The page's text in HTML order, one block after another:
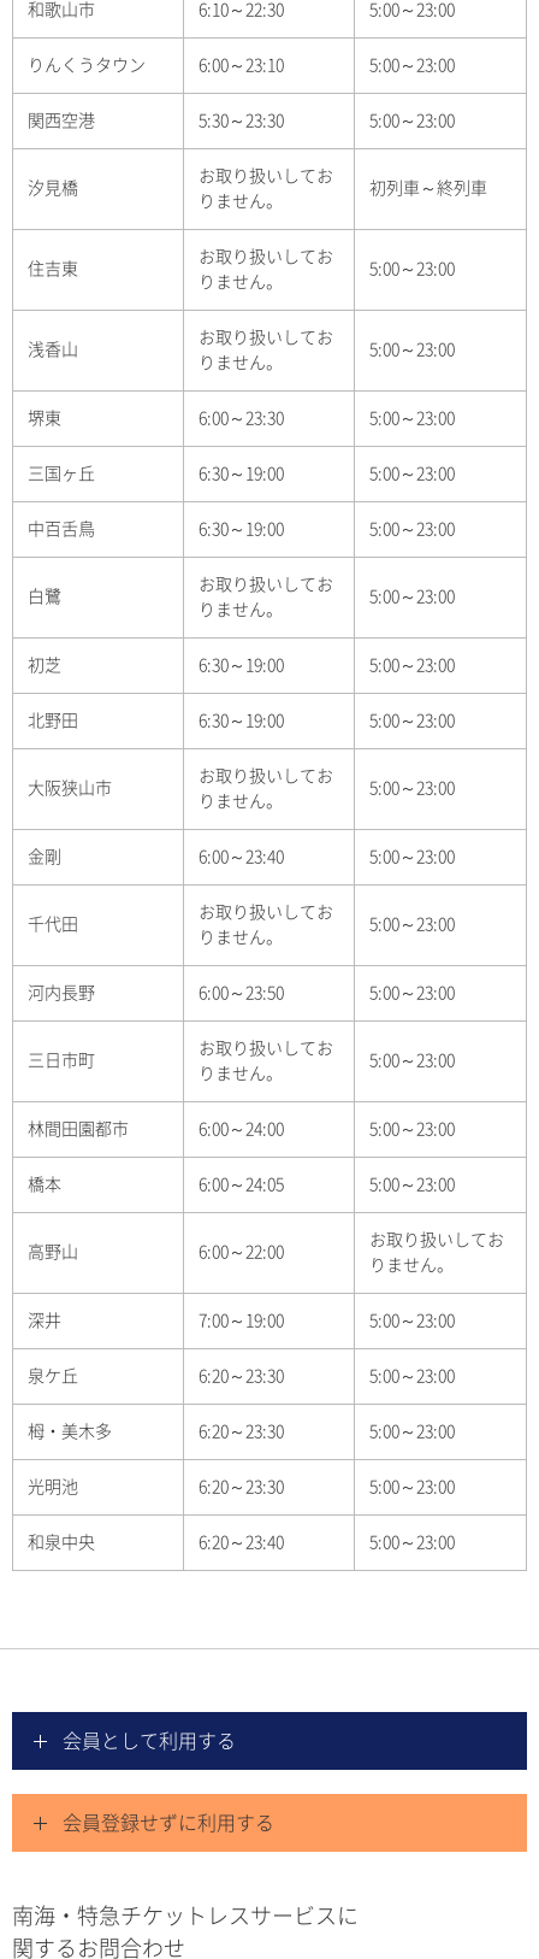
和歌山市 6:10～22:30 5:00～23:00
りんくうタウン 6:00～23:10 5:00～23:00
関西空港 5:30～23:30 5:00～23:00
汐見橋
お取り扱いしてお
りません。
初列車～終列車
住吉東
お取り扱いしてお
りません。
5:00～23:00
浅香山
お取り扱いしてお
りません。
5:00～23:00
堺東 6:00～23:30 5:00～23:00
三国ヶ丘 6:30～19:00 5:00～23:00
中百舌鳥 6:30～19:00 5:00～23:00
白鷺
お取り扱いしてお
りません。
5:00～23:00
初芝 6:30～19:00 5:00～23:00
北野田 6:30～19:00 5:00～23:00
大阪狭山市
お取り扱いしてお
りません。
5:00～23:00
金剛 6:00～23:40 5:00～23:00
千代田
お取り扱いしてお
りません。
5:00～23:00
河内長野 6:00～23:50 5:00～23:00
三日市町
お取り扱いしてお
りません。
5:00～23:00
林間田園都市 6:00～24:00 5:00～23:00
橋本 6:00～24:05 5:00～23:00
高野山 6:00～22:00
お取り扱いしてお
りません。
深井 7:00～19:00 5:00～23:00
泉ケ丘 6:20～23:30 5:00～23:00
栂・美木多 6:20～23:30 5:00～23:00
光明池 6:20～23:30 5:00～23:00
和泉中央 6:20～23:40 5:00～23:00
会員として利用する
会員登録せずに利用する
南海・特急チケットレスサービスに
関するお問合わせ